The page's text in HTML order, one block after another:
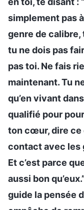
simplement pas
genre de calibre,
tu ne dois pas
pas toi. Ne fais
maintenant. Tu
qu’en vivant
qualifié pour
ton cœur, dire ce
contact avec les
Et c’est parce
aussi bon
guide la pensée